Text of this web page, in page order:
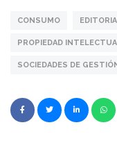
CONSUMO
PROPIEDAD
SOCIEDADES DE